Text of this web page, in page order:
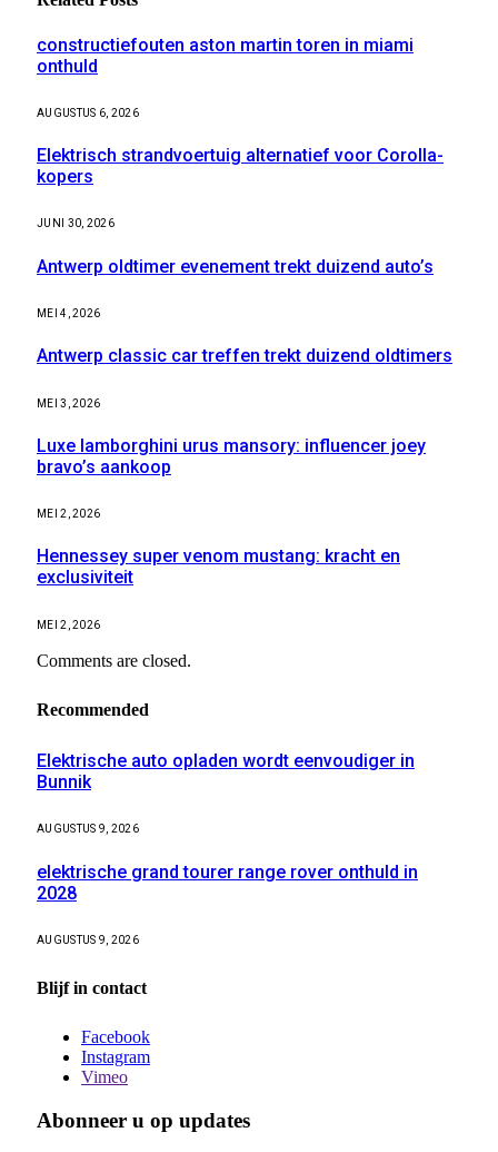
constructiefouten aston martin toren in miami
onthuld
AUGUSTUS 6, 2026
Elektrisch strandvoertuig alternatief voor Corolla-
kopers
JUNI 30, 2026
Antwerp oldtimer evenement trekt duizend auto’s
MEI 4, 2026
Antwerp classic car treffen trekt duizend oldtimers
MEI 3, 2026
Luxe lamborghini urus mansory: influencer joey
bravo’s aankoop
MEI 2, 2026
Hennessey super venom mustang: kracht en
exclusiviteit
MEI 2, 2026
Comments are closed.
Recommended
Elektrische auto opladen wordt eenvoudiger in
Bunnik
AUGUSTUS 9, 2026
elektrische grand tourer range rover onthuld in
2028
AUGUSTUS 9, 2026
Blijf in contact
Facebook
Instagram
Vimeo
Abonneer u op updates